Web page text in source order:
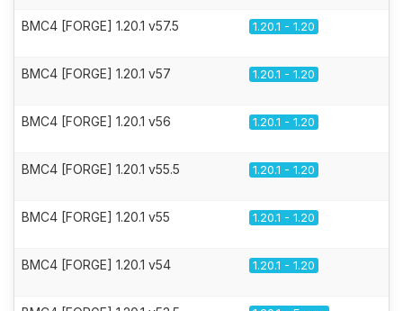
BMC4 [FORGE] 1.20.1 v57.5 1.20.1 - 1.20
BMC4 [FORGE] 1.20.1 v57 1.20.1 - 1.20
BMC4 [FORGE] 1.20.1 v56 1.20.1 - 1.20
BMC4 [FORGE] 1.20.1 v55.5 1.20.1 - 1.20
BMC4 [FORGE] 1.20.1 v55 1.20.1 - 1.20
BMC4 [FORGE] 1.20.1 v54 1.20.1 - 1.20